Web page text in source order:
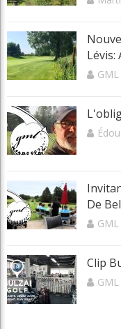
Lévis:
GML
De
GML
Clip
GML